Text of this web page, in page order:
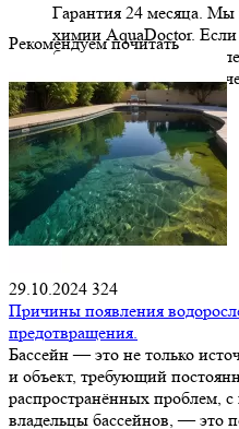
Гарантия 24 месяца. Мы
химии AquaDoctor.
будете полностью
Вам его стоимость в
0
Рекомендуем почитать
29.10.2024 324
Причины появления
предотвращения.
Бассейн — это не только
и объект, требующий
распространённых проблем, с
владельцы бассейнов, — это